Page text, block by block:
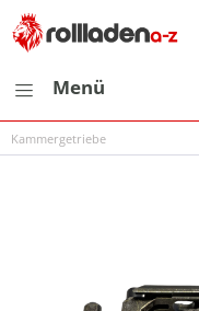
Menü
Kammergetriebe